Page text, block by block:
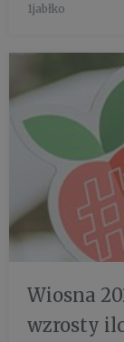
poprawy
1jabłko
Wiosna
wzrosty